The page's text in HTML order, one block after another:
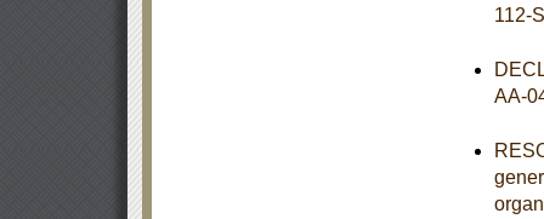
112-
AA-